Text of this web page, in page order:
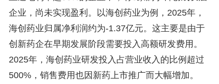
企业，尚未实现盈利。以海创药业为例，2025年，
海创药业归属净利润约为-1.37亿元。这主要是由于
创新药企在早期发展阶段需要投入高额研发费用。
2025年，海创药业研发投入占营业收入的比例超过
500%，销售费用也因新药上市推广而大幅增加。